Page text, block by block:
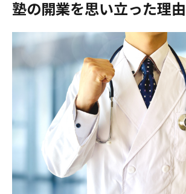
塾の開業を思い立った理由